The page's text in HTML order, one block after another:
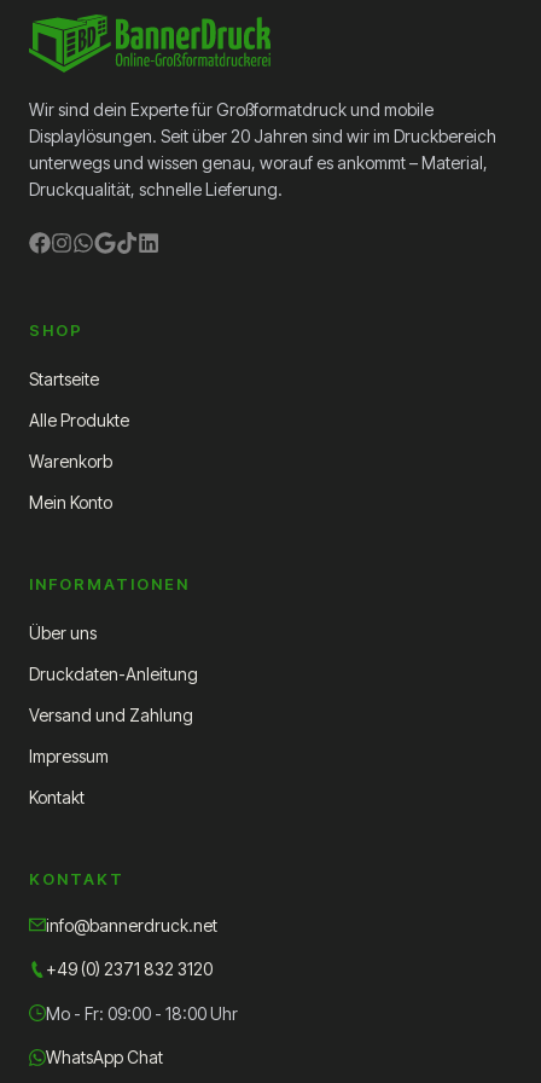
nähen wir die Teile für Sie zusammen. Pläne,
die größer als 5 x 5 Meter sind, werden
gefaltet versendet. Bei Verwendung eines
2 cm vom Tunnel entfernt sein.
Wir sind dein Experte für Großformatdruck und mobile
Displaylösungen. Seit über 20 Jahren sind wir im Druckbereich
unterwegs und wissen genau, worauf es ankommt – Material,
Druckqualität, schnelle Lieferung.
SHOP
Startseite
Alle Produkte
Warenkorb
Mein Konto
INFORMATIONEN
Über uns
Druckdaten-Anleitung
Versand und Zahlung
Impressum
Kontakt
KONTAKT
info@bannerdruck.net
+49 (0) 2371 832 3120
Mo - Fr: 09:00 - 18:00 Uhr
WhatsApp Chat